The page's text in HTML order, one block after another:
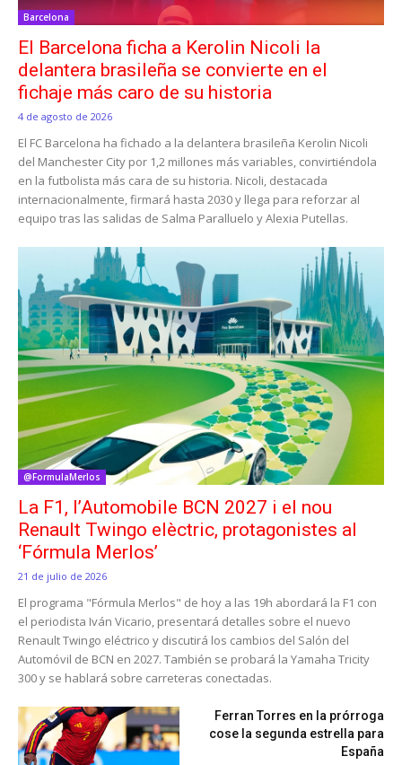
Barcelona
El Barcelona ficha a Kerolin Nicoli la
delantera brasileña se convierte en el
fichaje más caro de su historia
4 de agosto de 2026
El FC Barcelona ha fichado a la delantera brasileña Kerolin Nicoli
del Manchester City por 1,2 millones más variables, convirtiéndola
en la futbolista más cara de su historia. Nicoli, destacada
internacionalmente, firmará hasta 2030 y llega para reforzar al
equipo tras las salidas de Salma Paralluelo y Alexia Putellas.
@FormulaMerlos
La F1, l’Automobile BCN 2027 i el nou
Renault Twingo elèctric, protagonistes al
‘Fórmula Merlos’
21 de julio de 2026
El programa "Fórmula Merlos" de hoy a las 19h abordará la F1 con
el periodista Iván Vicario, presentará detalles sobre el nuevo
Renault Twingo eléctrico y discutirá los cambios del Salón del
Automóvil de BCN en 2027. También se probará la Yamaha Tricity
300 y se hablará sobre carreteras conectadas.
Ferran Torres en la prórroga
cose la segunda estrella para
España